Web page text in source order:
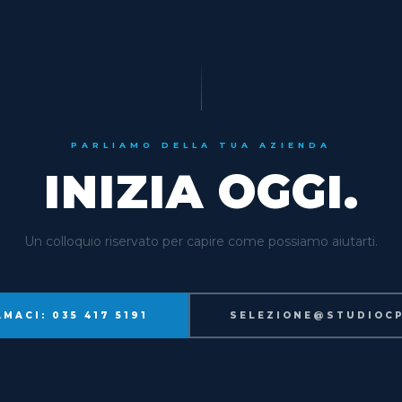
PARLIAMO DELLA TUA AZIENDA
INIZIA OGGI.
Un colloquio riservato per capire come possiamo aiutarti.
035 417 5191